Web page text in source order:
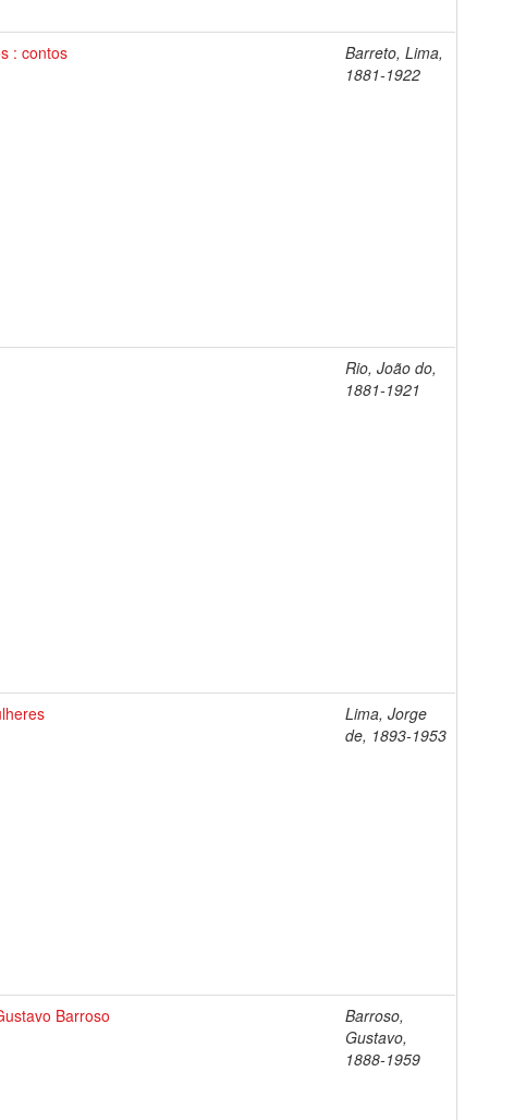
: contos
Barreto, Lima,
1881-1922
Rio, João do,
1881-1921
Lima, Jorge
de, 1893-1953
Barroso
Barroso,
Gustavo,
1888-1959